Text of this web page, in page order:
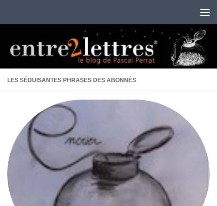
LES SÉDUISANTES PHRASES DES ABONNÉS